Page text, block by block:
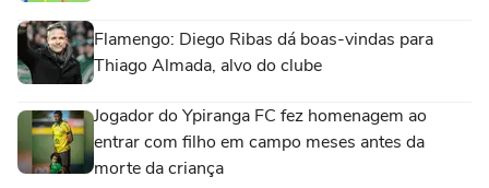
Flamengo: Diego Ribas dá boas-vindas para
Thiago Almada, alvo do clube
Jogador do Ypiranga FC fez homenagem ao
entrar com filho em campo meses antes da
morte da criança